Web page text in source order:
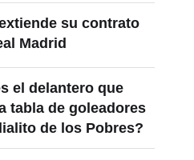
su contrato
Madrid
el delantero que
tabla de goleadores
de los Pobres?